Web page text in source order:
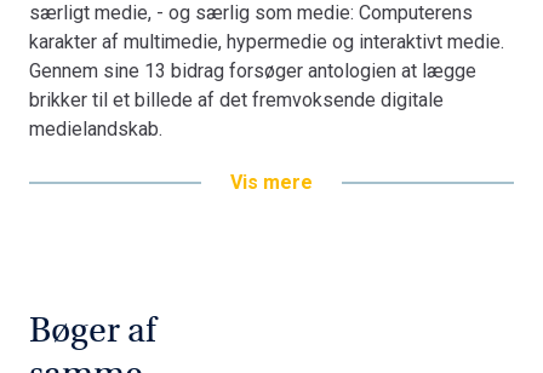
særligt medie, - og særlig som medie: Computerens
karakter af multimedie, hypermedie og interaktivt medie.
Gennem sine 13 bidrag forsøger antologien at lægge
brikker til et billede af det fremvoksende digitale
medielandskab.
Vis mere
Bøger af